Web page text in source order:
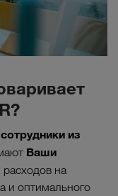
сотрудники из
Ваши
на
и оптимального